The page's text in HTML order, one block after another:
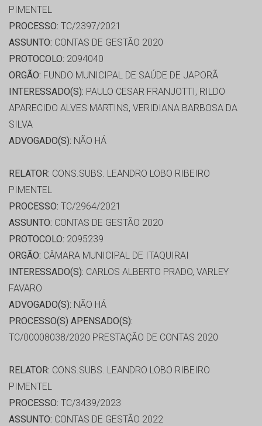
PIMENTEL
PROCESSO: TC/2397/2021
ASSUNTO: CONTAS DE GESTÃO 2020
PROTOCOLO: 2094040
ORGÃO: FUNDO MUNICIPAL DE SAÚDE DE JAPORÃ
INTERESSADO(S): PAULO CESAR FRANJOTTI, RILDO
APARECIDO ALVES MARTINS, VERIDIANA BARBOSA DA
SILVA
ADVOGADO(S): NÃO HÁ
RELATOR: CONS.SUBS. LEANDRO LOBO RIBEIRO
PIMENTEL
PROCESSO: TC/2964/2021
ASSUNTO: CONTAS DE GESTÃO 2020
PROTOCOLO: 2095239
ORGÃO: CÂMARA MUNICIPAL DE ITAQUIRAI
INTERESSADO(S): CARLOS ALBERTO PRADO, VARLEY
FAVARO
ADVOGADO(S): NÃO HÁ
PROCESSO(S) APENSADO(S):
TC/00008038/2020 PRESTAÇÃO DE CONTAS 2020
RELATOR: CONS.SUBS. LEANDRO LOBO RIBEIRO
PIMENTEL
PROCESSO: TC/3439/2023
ASSUNTO: CONTAS DE GESTÃO 2022